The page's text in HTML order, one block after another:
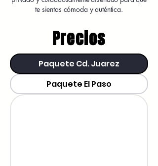
te sientas cómoda y auténtica.
Precios
Paquete Cd. Juarez
Paquete El Paso